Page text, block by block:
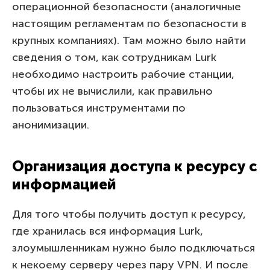
операционной безопасности (аналогичные
настоящим регламентам по безопасности в
крупных компаниях). Там можно было найти
сведения о том, как сотрудникам Lurk
необходимо настроить рабочие станции,
чтобы их не вычислили, как правильно
пользоваться инструментами по
анонимизации.
Организация доступа к ресурсу с
информацией
Для того чтобы получить доступ к ресурсу,
где хранилась вся информация Lurk,
злоумышленникам нужно было подключаться
к некоему серверу через пару VPN. И после